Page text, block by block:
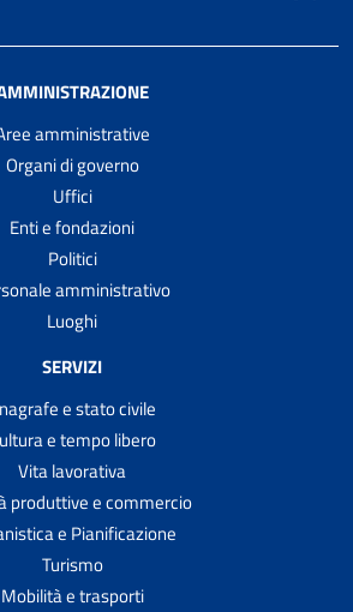
amministrative
Organi di governo
Uffici
Enti e fondazioni
Politici
amministrativo
Luoghi
SERVIZI
e stato civile
e tempo libero
Vita lavorativa
produttive e commercio
e Pianificazione
Turismo
Mobilità e trasporti